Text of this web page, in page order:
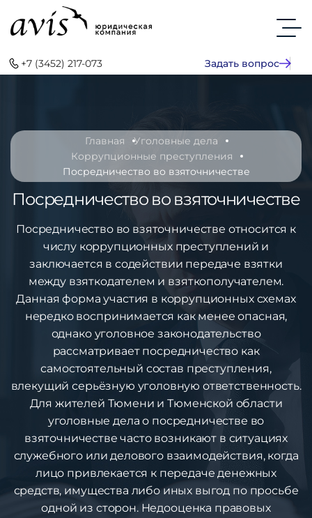
+7 (3452) 217-073 Задать вопрос
Главная
Уголовные дела
Коррупционные преступления
Посредничество во взяточничестве
Посредничество во взяточничестве
Посредничество во взяточничестве относится к
числу коррупционных преступлений и
заключается в содействии передаче взятки
между взяткодателем и взяткополучателем.
Данная форма участия в коррупционных схемах
нередко воспринимается как менее опасная,
однако уголовное законодательство
рассматривает посредничество как
самостоятельный состав преступления,
влекущий серьёзную уголовную ответственность.
Для жителей Тюмени и Тюменской области
уголовные дела о посредничестве во
взяточничестве часто возникают в ситуациях
служебного или делового взаимодействия, когда
лицо привлекается к передаче денежных
средств, имущества либо иных выгод по просьбе
одной из сторон. Недооценка правовых